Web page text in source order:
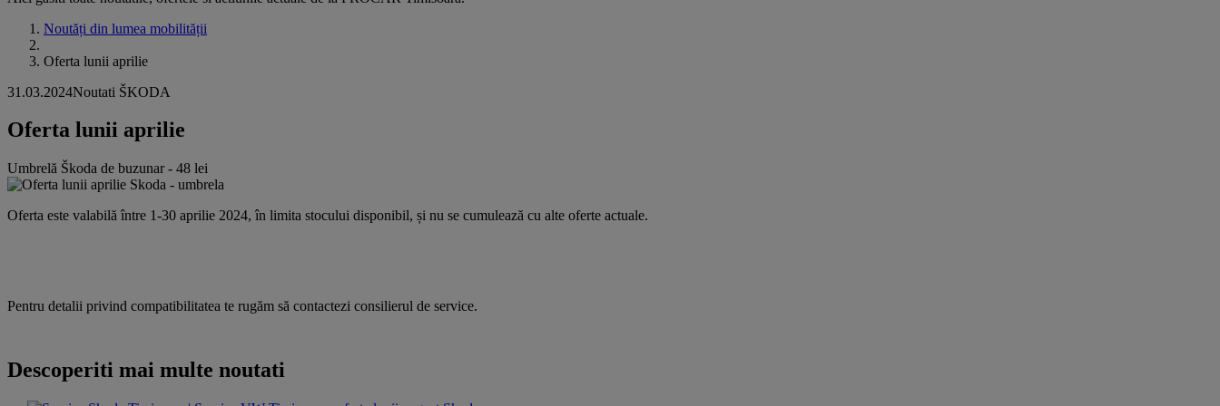
Noutăți din lumea mobilității
Oferta lunii aprilie
31.03.2024Noutati ŠKODA
Oferta lunii aprilie
Umbrelă Škoda de buzunar - 48 lei
Oferta este valabilă între 1-30 aprilie 2024, în limita stocului disponibil, și nu se cumulează cu alte oferte actuale.
Pentru detalii privind compatibilitatea te rugăm să contactezi consilierul de service.
Descoperiti mai multe noutati